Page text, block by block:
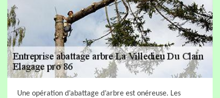
Une opération d’abattage d’arbre est onéreuse. Les